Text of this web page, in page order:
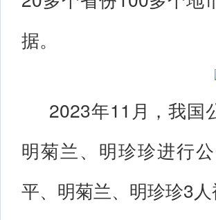
据。
2023年11月，我国
明菊兰、明珍珍进行
平、明菊兰、明珍珍3